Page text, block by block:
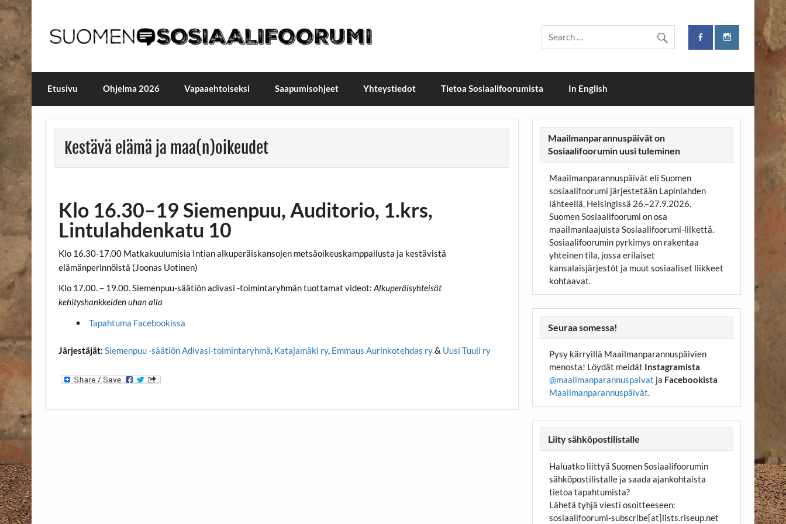
Skip
to
content
Maailmanparannuspäivät / Suomen Sosiaalifoorumi
Maailmanparannuspäivät Lapinlahden Lähteellä, Helsingissä 26.–27.9.2026
Etusivu Ohjelma 2026 Vapaaehtoiseksi Saapumisohjeet Yhteystiedot Tietoa Sosiaalifoorumista In English
Kestävä elämä ja maa(n)oikeudet
Klo 16.30–19 Siemenpuu, Auditorio, 1.krs,
Lintulahdenkatu 10
Klo 16.30-17.00 Matkakuulumisia Intian alkuperäiskansojen metsäoikeuskamppailusta ja kestävistä
elämänperinnöistä (Joonas Uotinen)
Klo 17.00. – 19.00. Siemenpuu-säätiön adivasi -toimintaryhmän tuottamat videot:Alkuperäisyhteisöt
kehityshankkeiden uhan alla
Tapahtuma Facebookissa
Järjestäjät: Siemenpuu -säätiön Adivasi-toimintaryhmä Katajamäki ry, Emmaus Aurinkotehdas ry& Uusi Tuuli ry
Maailmanparannuspäivät on
Sosiaalifoorumin uusi tuleminen
Maailmanparannuspäivät eli Suomen
sosiaalifoorumi järjestetään Lapinlahden
lähteellä, Helsingissä 26.–27.9.2026.
Suomen Sosiaalifoorumi on osa
maailmanlaajuista Sosiaalifoorumi-liikettä.
Sosiaalifoorumin pyrkimys on rakentaa
yhteinen tila, jossa erilaiset
kansalaisjärjestöt ja muut sosiaaliset liikkeet
kohtaavat.
Seuraa somessa!
Pysy kärryillä Maailmanparannuspäivien
menosta! Löydät meidät Instagramista
@maailmanparannuspaivat ja Facebookista
Maailmanparannuspäivät.
Liity sähköpostilistalle
Haluatko liittyä Suomen Sosiaalifoorumin
sähköpostilistalle ja saada ajankohtaista
tietoa tapahtumista?
Lähetä tyhjä viesti osoitteeseen:
sosiaalifoorumi-subscribe[at]lists.riseup.net